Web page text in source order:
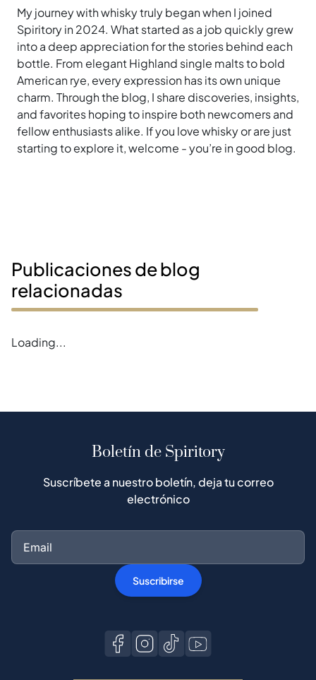
My journey with whisky truly began when I joined
Spiritory in 2024. What started as a job quickly grew
into a deep appreciation for the stories behind each
bottle. From elegant Highland single malts to bold
American rye, every expression has its own unique
charm. Through the blog, I share discoveries, insights,
and favorites hoping to inspire both newcomers and
fellow enthusiasts alike. If you love whisky or are just
starting to explore it, welcome - you’re in good blog.
Publicaciones de blog
relacionadas
Loading...
Boletín de Spiritory
Suscríbete a nuestro boletín, deja tu correo
electrónico
Suscribirse